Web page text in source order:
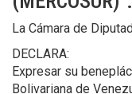
IRAN,
TENDIENTE
A
AVANZAR
EN
DE
LA
LEY
20628,
La Cámara de
DECLARA:
Expresar su
Bolivariana de